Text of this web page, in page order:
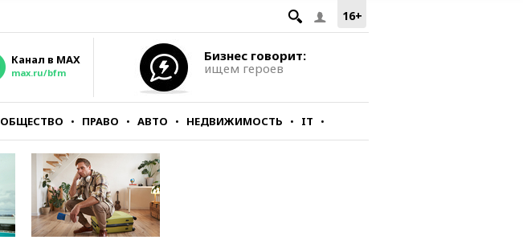
16+
Канал в MAX
max.ru/bfm
Бизнес говорит:
ищем героев
ОБЩЕСТВО ПРАВО АВТО НЕДВИЖИМОСТЬ IT